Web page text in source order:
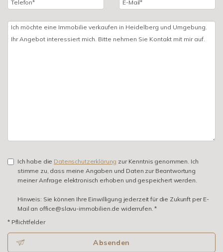
Ich habe die Datenschutzerklärung zur Kenntnis genommen. Ich
stimme zu, dass meine Angaben und Daten zur Beantwortung
meiner Anfrage elektronisch erhoben und gespeichert werden.
Hinweis: Sie können Ihre Einwilligung jederzeit für die Zukunft per E-
Mail an office@slavu-immobilien.de widerrufen. *
* Pflichtfelder
Absenden